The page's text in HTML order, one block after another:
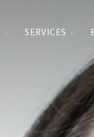
SERVICES